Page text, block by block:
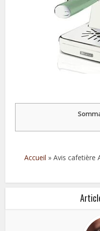
Accueil » Avis cafetière